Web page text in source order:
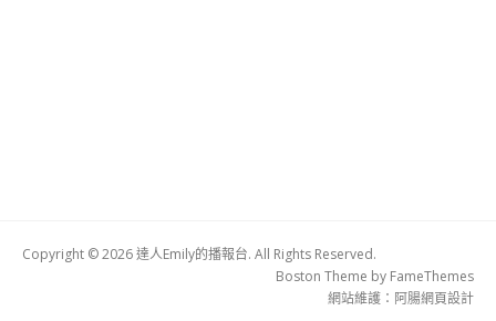
Copyright © 2026 達人Emily的播報台. All Rights Reserved.
Boston Theme by FameThemes
網站維護： 阿腸網頁設計